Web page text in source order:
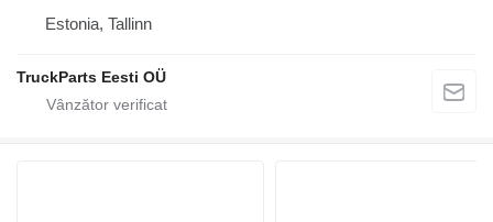
Estonia, Tallinn
TruckParts Eesti OÜ